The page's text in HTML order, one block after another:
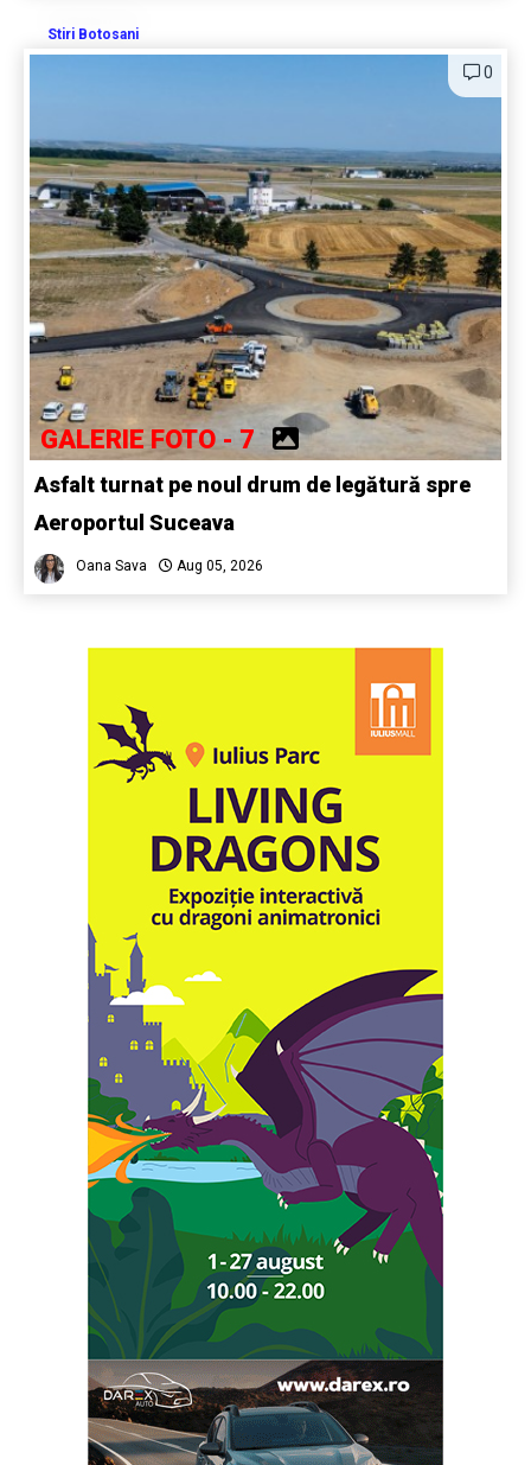
Stiri Botosani
0
GALERIE FOTO - 7
Asfalt turnat pe noul drum de legătură spre
Aeroportul Suceava
Oana Sava Aug 05, 2026